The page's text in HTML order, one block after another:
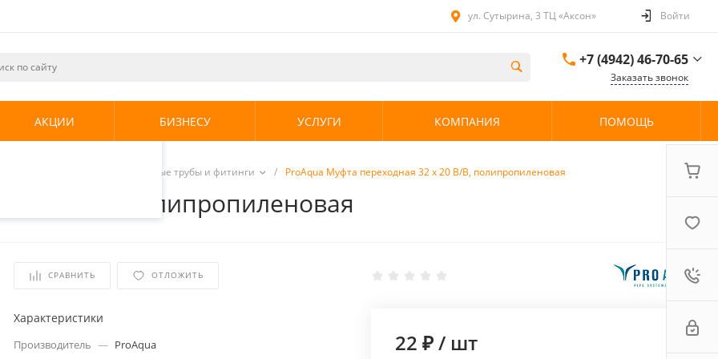
и
использования.
.
ул. Сутырина, 3 ТЦ «Аксон» Войти
+7 (4942) 46-70-65
ул. Сутырина, 3 ТЦ
Заказать звонок
АКЦИИ БИЗНЕСУ УСЛУГИ КОМПАНИЯ ПОМОЩЬ
Полипропиленовые трубы и фитинги / ProAqua Муфта переходная 32 х 20 В/В, полипропиленовая
х 20 В/В, полипропиленовая
СРАВНИТЬ ОТЛОЖИТЬ
Характеристики
Производитель — ProAqua
22 ₽/ шт